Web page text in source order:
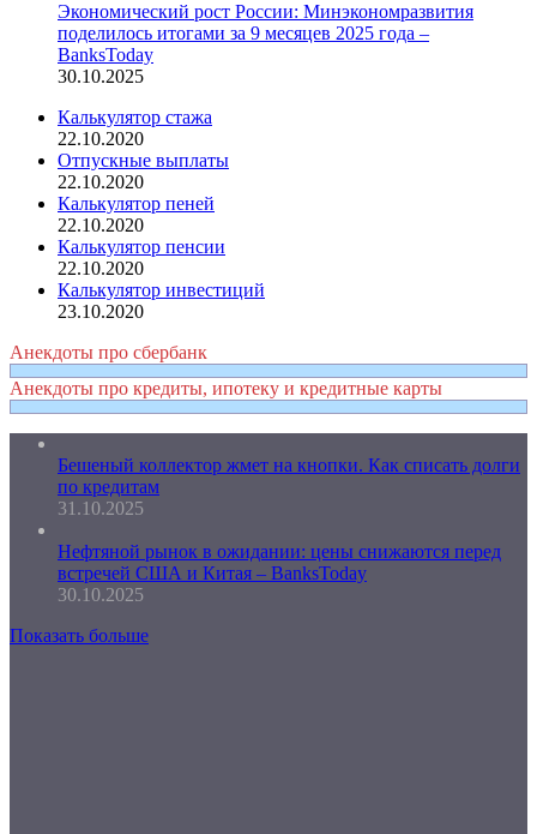
Экономический рост России: Минэкономразвития
поделилось итогами за 9 месяцев 2025 года –
BanksToday
30.10.2025
Калькулятор стажа
22.10.2020
Отпускные выплаты
22.10.2020
Калькулятор пеней
22.10.2020
Калькулятор пенсии
22.10.2020
Калькулятор инвестиций
23.10.2020
Анекдоты про сбербанк
Анекдоты про кредиты, ипотеку и кредитные карты
Бешеный коллектор жмет на кнопки. Как списать долги
по кредитам
31.10.2025
Нефтяной рынок в ожидании: цены снижаются перед
встречей США и Китая – BanksToday
30.10.2025
Показать больше